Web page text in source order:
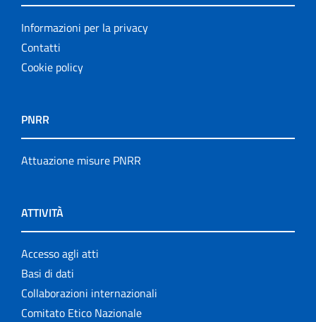
Informazioni per la privacy
Contatti
Cookie policy
PNRR
Attuazione misure PNRR
ATTIVITÀ
Accesso agli atti
Basi di dati
Collaborazioni internazionali
Comitato Etico Nazionale